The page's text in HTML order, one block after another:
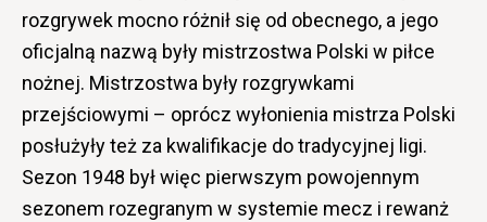
rozgrywek mocno różnił się od obecnego, a jego
oficjalną nazwą były mistrzostwa Polski w piłce
nożnej. Mistrzostwa były rozgrywkami
przejściowymi – oprócz wyłonienia mistrza Polski
posłużyły też za kwalifikacje do tradycyjnej ligi.
Sezon 1948 był więc pierwszym powojennym
sezonem rozegranym w systemie mecz i rewanż